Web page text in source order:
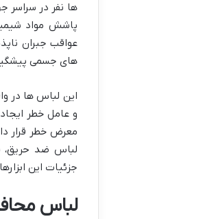
ها نفر در سراسر
پاشش مواد
عواقب جبران
های جسمی
این لباس ها در
و عامل خطر
معرض خطر قرار
لباس ضد حریق،
جزئیات این
لباس